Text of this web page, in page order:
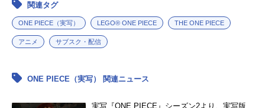
関連タグ
ONE PIECE（実写） LEGO® ONE PIECE THE ONE PIECE
アニメ サブスク・配信
ONE PIECE（実写） 関連ニュース
実写『ONE PIECE』シーズン2より、実写版